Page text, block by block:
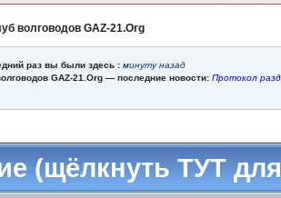
волговодов GAZ-21.Org
раз вы были здесь : минуту назад
GAZ-21.Org — последние новости: Протокол
(щёлкнуть ТУТ